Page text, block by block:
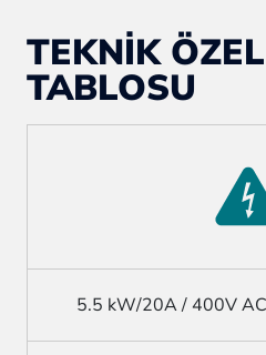
TEKNİK
TABLOSU
5.5 kW/20A / 400V